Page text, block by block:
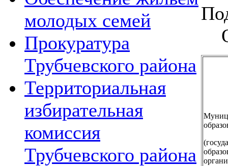
молодых семей
Прокуратура
Трубчевского района
Территориальная
избирательная
комиссия
Трубчевского района